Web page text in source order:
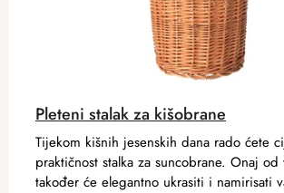
Pleteni stalak za kišobrane
Tijekom kišnih jesenskih dana rado ćete
praktičnost stalka za suncobrane. Onaj
također će elegantno ukrasiti i namirisati